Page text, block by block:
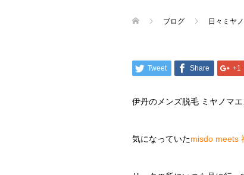
ブログ 日々ミヤ
Tweet Share +1
伊丹のメンズ脱毛 ミヤノマ
気になっていたmisdo meets